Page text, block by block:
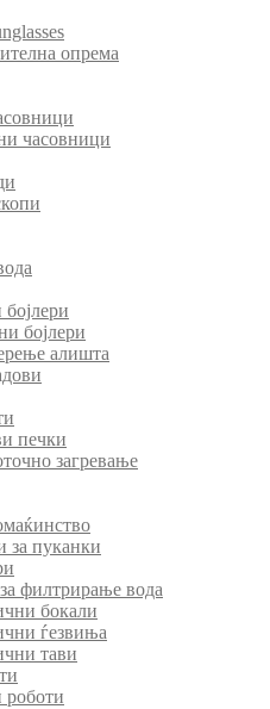
опрема
часовници
бојлери
бојлери
алишта
печки
загревање
за пуканки
филтрирање вода
бокали
ѓезвиња
тави
роботи